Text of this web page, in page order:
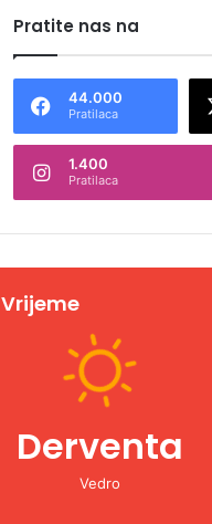
Pratite nas na
44.000
Pratilaca
1.400
Pratilaca
Vrijeme
Derventa
Vedro